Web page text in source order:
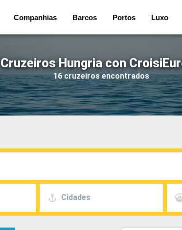
Companhias Barcos Portos Luxo
Cruzeiros Hungria con
16 cruzeiros encontrados
Cidades